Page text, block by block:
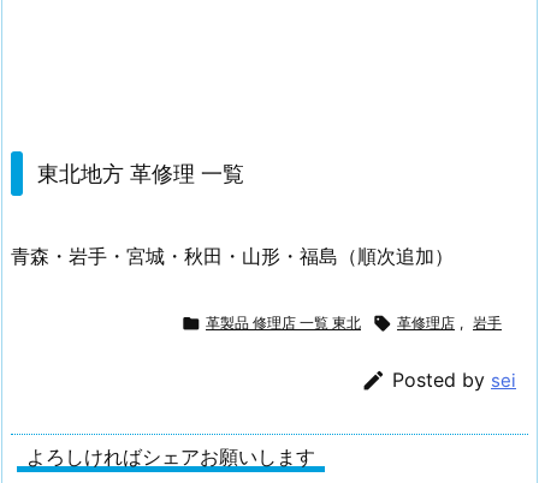
東北地方 革修理 一覧
青森・岩手・宮城・秋田・山形・福島（順次追加）
 革製品 修理店 一覧 東北  革修理店 , 岩手
 Posted by sei
よろしければシェアお願いします